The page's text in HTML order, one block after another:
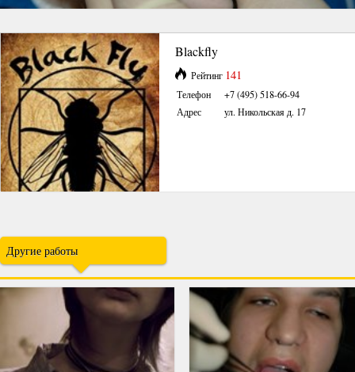
Blackfly
Рейтинг 141
Телефон
+7 (495) 518-66-94
Адрес
ул. Никольская д. 17
Другие работы